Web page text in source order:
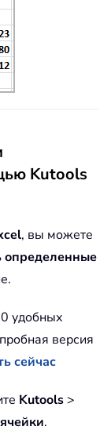
Kutools
, вы можете
определенные
удобных
версия
сейчас
Kutools >
.